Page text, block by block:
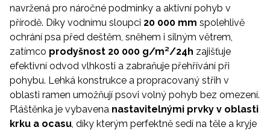
navržená pro náročné podmínky a aktivní pohyb v
přírodě. Díky vodnímu sloupci 20 000 mm spolehlivě
ochrání psa před deštěm, sněhem i silným větrem,
zatímco prodyšnost 20 000 g/m²/24h zajišťuje
efektivní odvod vlhkosti a zabraňuje přehřívání při
pohybu. Lehká konstrukce a propracovaný střih v
oblasti ramen umožňují psovi volný pohyb bez omezení.
Pláštěnka je vybavena nastavitelnými prvky v oblasti
krku a ocasu, díky kterým perfektně sedí na těle a kryje